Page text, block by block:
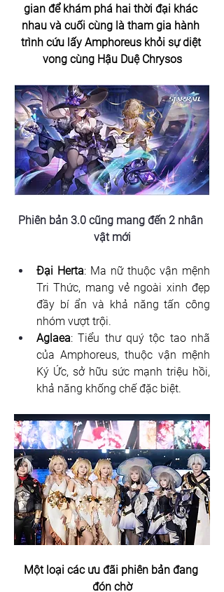
gian để khám phá hai thời đại khác
nhau và cuối cùng là tham gia hành
trình cứu lấy Amphoreus khỏi sự diệt
vong cùng Hậu Duệ Chrysos
Phiên bản 3.0 cũng mang đến 2 nhân
vật mới
Đại Herta: Ma nữ thuộc vận mệnh
Tri Thức, mang vẻ ngoài xinh đẹp
đầy bí ẩn và khả năng tấn công
nhóm vượt trội.
Aglaea: Tiểu thư quý tộc tao nhã
của Amphoreus, thuộc vận mệnh
Ký Ức, sở hữu sức mạnh triệu hồi,
khả năng khống chế đặc biệt.
Một loại các ưu đãi phiên bản đang
đón chờ